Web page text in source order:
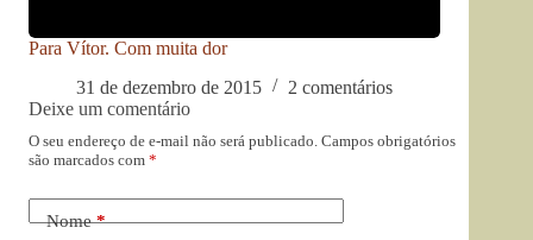
Para Vítor. Com muita dor
31 de dezembro de 2015
2 comentários
Deixe um comentário
O seu endereço de e-mail não será publicado. Campos obrigatórios
são marcados com *
Nome*